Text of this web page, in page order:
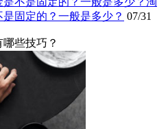
固定的？一般是多少？ 07/31
些技巧？